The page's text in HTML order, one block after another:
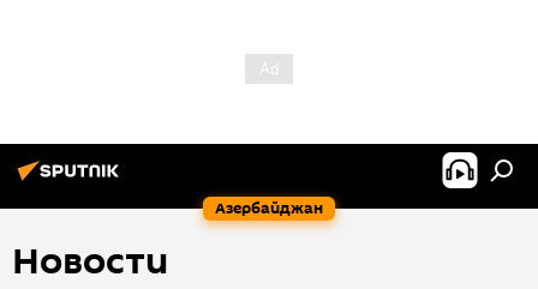
Азербайджан
Новости